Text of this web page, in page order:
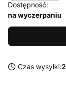
Dostępność:
na wyczerpaniu
Czas wysyłki: